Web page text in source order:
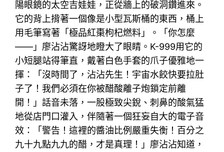
陽眼鏡的太空吉娃娃，正從牆上的破洞鑽進來。
它的背上揹著一個像是小型瓦斯桶的東西，桶上
用毛筆寫著「極品紅棗枸杞燃料」。「你怎麼
——」廖沾沾驚訝地瞪大了眼睛。K-999用它的
小短腿站得筆直，戴著白色手套的爪子優雅地一
揮：「沒時間了，沾沾先生！宇宙水餃快要拉肚
子了！我們必須在你被醋酸離子炮鎖定前離
開！」話音未落，一股極致尖銳、刺鼻的酸氣猛
地從店門口灌入，伴隨著一個狂妄自大的電子音
效：「警告！這裡的醬油比例嚴重失衡！百分之
九十九點九九的醋，才是真理！」廖沾沾知道，